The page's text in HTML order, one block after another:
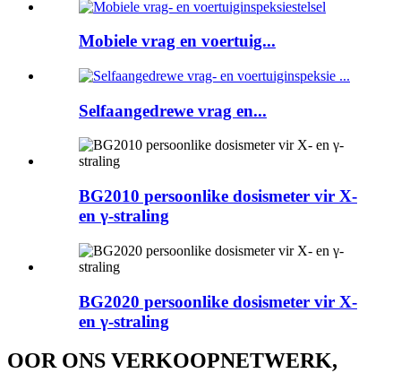
Mobiele vrag en voertuig...
Selfaangedrewe vrag en...
BG2010 persoonlike dosismeter vir X-
en γ-straling
BG2020 persoonlike dosismeter vir X-
en γ-straling
OOR ONS VERKOOPNETWERK,